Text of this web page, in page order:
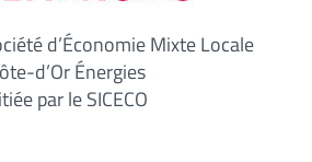
d’Économie Mixte Locale
d’Or Énergies
par le SICECO